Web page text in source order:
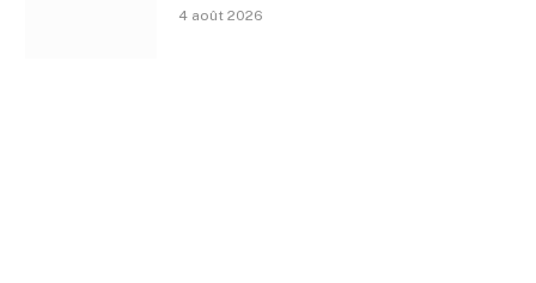
4 août 2026